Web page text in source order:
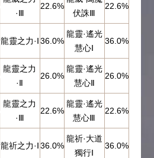
·Ⅲ
22.6%
伏誅Ⅲ
22.6%
龍靈之力·Ⅰ36.0%
龍靈·遙光
慧心Ⅰ
36.0%
龍靈之力
·Ⅱ
26.0%
龍靈·遙光
慧心Ⅱ
26.0%
龍靈之力
·Ⅲ
22.6%
龍靈·遙光
慧心Ⅲ
22.6%
龍祈之力·Ⅰ36.0%
龍祈·大道
獨行Ⅰ
36.0%